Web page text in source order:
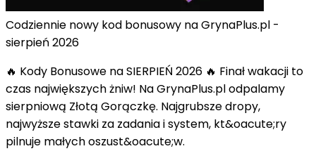
Codziennie nowy kod bonusowy na GrynaPlus.pl -
sierpień 2026
🔥 Kody Bonusowe na SIERPIEŃ 2026 🔥 Finał wakacji to
czas największych żniw! Na GrynaPlus.pl odpalamy
sierpniową Złotą Gorączkę. Najgrubsze dropy,
najwyższe stawki za zadania i system, kt&oacute;ry
pilnuje małych oszust&oacute;w.